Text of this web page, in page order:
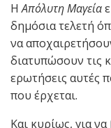
ΗΑπόλυτη Μαγεία
δημόσια τελετή
να
διατυπώσουν τις
ερωτήσεις αυτές
που έρχεται.
Και κυρίως, για